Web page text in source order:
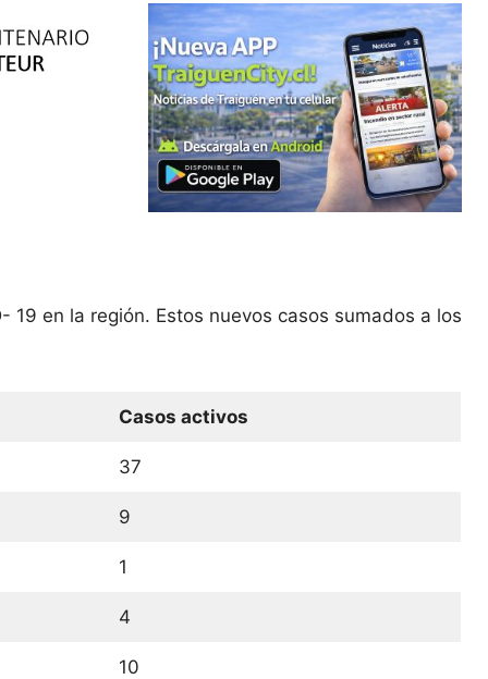
en la región. Estos nuevos casos sumados a los
Casos activos
37
9
1
4
10